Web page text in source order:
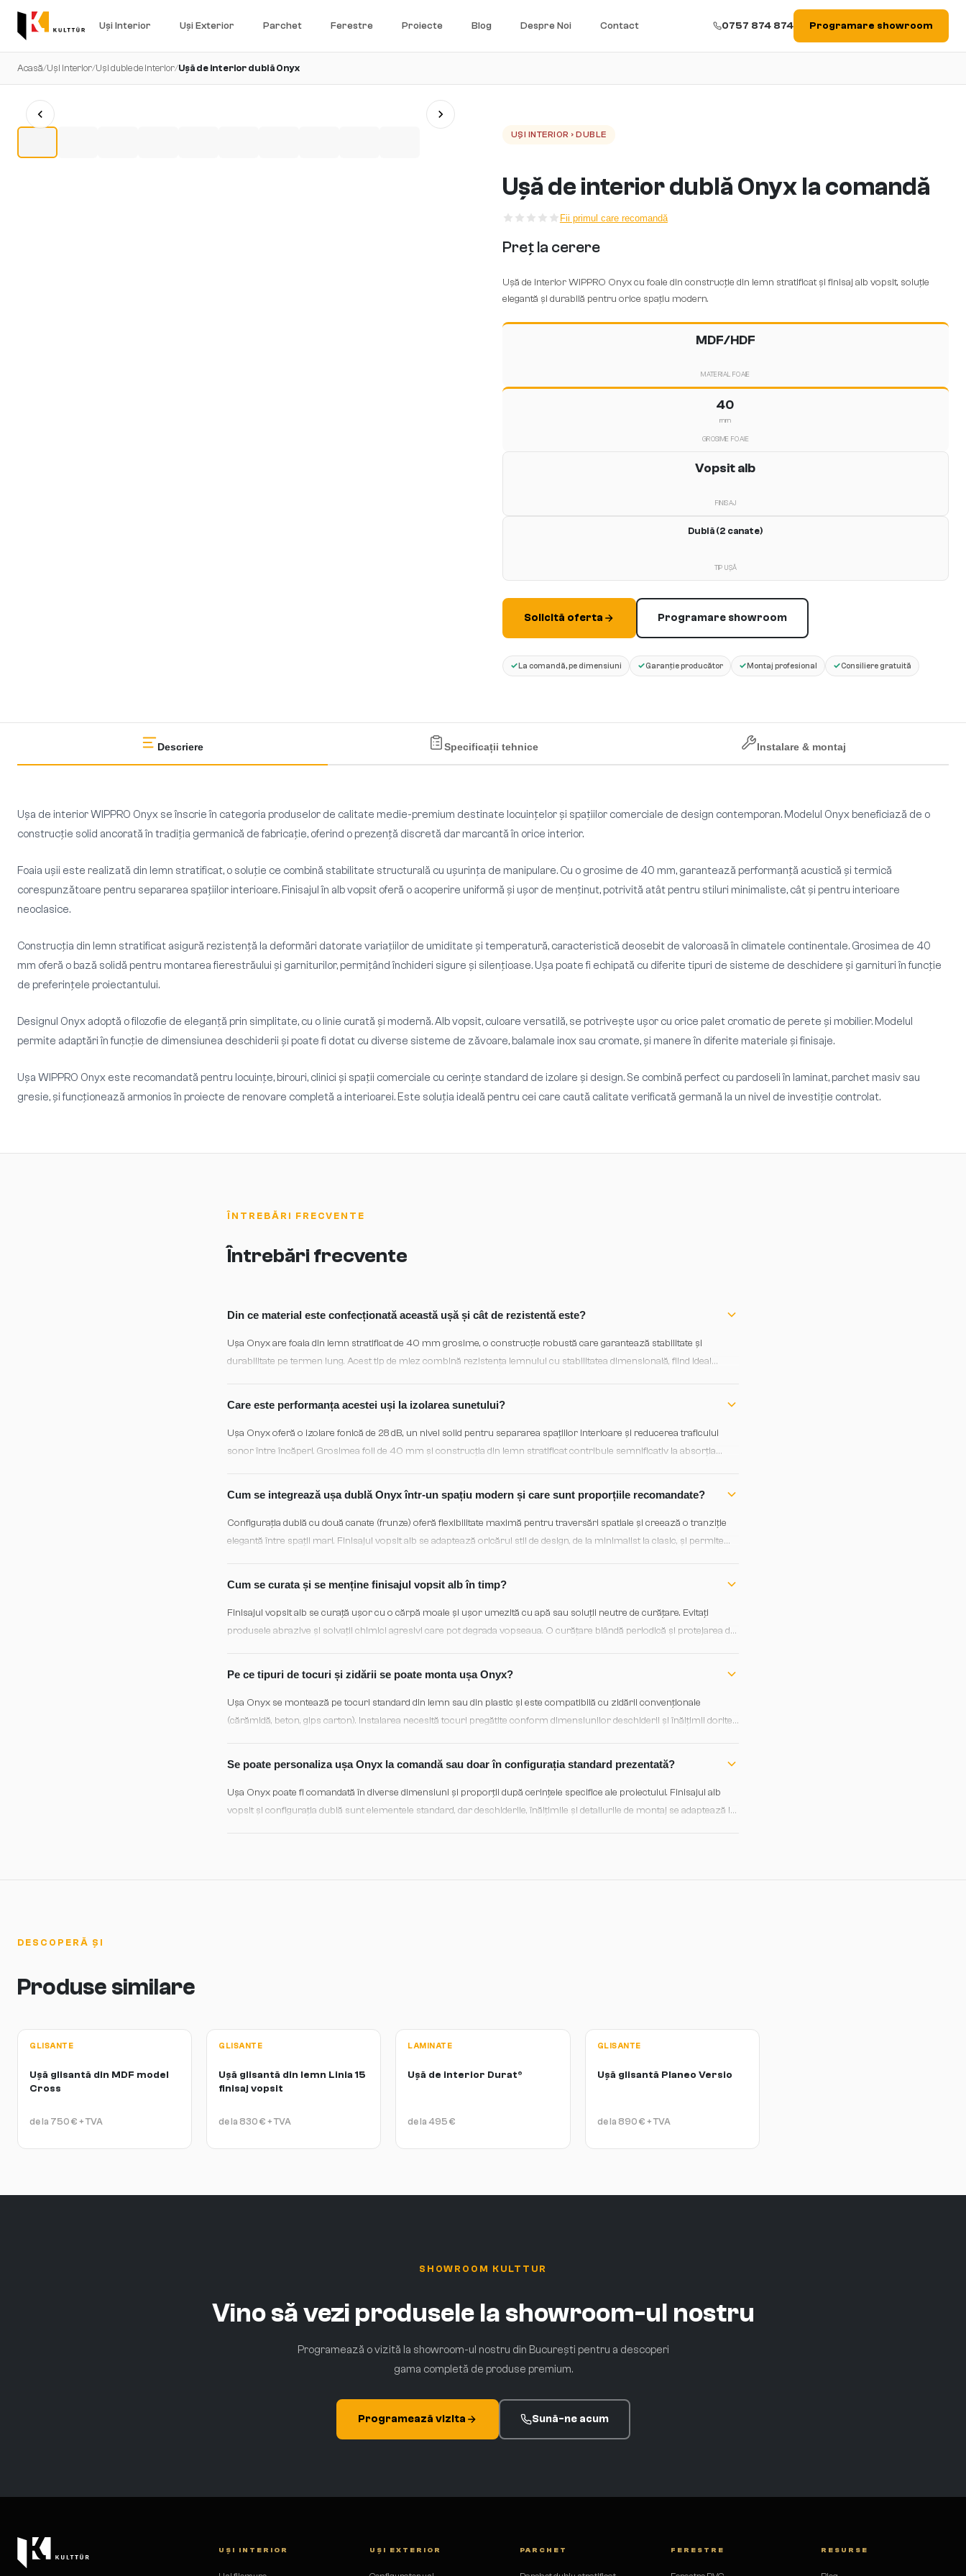
Uși Interior Uși Exterior Parchet Ferestre Proiecte Blog Despre Noi Contact 0757 874 874 Programare showroom
Acasă/Uși interior/Uși duble de interior/Ușă de interior dublă Onyx
UȘI INTERIOR › DUBLE
Ușă de interior dublă Onyx la comandă
Fii primul care recomandă
Preț la cerere
Ușă de interior WIPPRO Onyx cu foaie din construcție din lemn stratificat și finisaj alb vopsit, soluție
elegantă și durabilă pentru orice spațiu modern.
MDF/HDF
MATERIAL FOAIE
40
mm
GROSIME FOAIE
Vopsit alb
FINISAJ
Dublă (2 canate)
TIP UȘĂ
Solicită oferta Programare showroom
✓ La comandă, pe dimensiuni ✓Garanție producător ✓ Montaj profesional ✓Consiliere gratuită
Descriere Specificații tehnice Instalare & montaj
Ușa de interior WIPPRO Onyx se înscrie în categoria produselor de calitate medie-premium destinate locuințelor și spațiilor comerciale de design contemporan. Modelul Onyx beneficiază de o
construcție solid ancorată în tradiția germanică de fabricație, oferind o prezență discretă dar marcantă în orice interior.
Foaia ușii este realizată din lemn stratificat, o soluție ce combină stabilitate structurală cu ușurința de manipulare. Cu o grosime de 40 mm, garantează performanță acustică și termică
corespunzătoare pentru separarea spațiilor interioare. Finisajul în alb vopsit oferă o acoperire uniformă și ușor de menținut, potrivită atât pentru stiluri minimaliste, cât și pentru interioare
neoclasice.
Construcția din lemn stratificat asigură rezistență la deformări datorate variațiilor de umiditate și temperatură, caracteristică deosebit de valoroasă în climatele continentale. Grosimea de 40
mm oferă o bază solidă pentru montarea fierestrăului și garniturilor, permițând închideri sigure și silențioase. Ușa poate fi echipată cu diferite tipuri de sisteme de deschidere și garnituri în funcție
de preferințele proiectantului.
Designul Onyx adoptă o filozofie de eleganță prin simplitate, cu o linie curată și modernă. Alb vopsit, culoare versatilă, se potrivește ușor cu orice palet cromatic de perete și mobilier. Modelul
permite adaptări în funcție de dimensiunea deschiderii și poate fi dotat cu diverse sisteme de zăvoare, balamale inox sau cromate, și manere în diferite materiale și finisaje.
Ușa WIPPRO Onyx este recomandată pentru locuințe, birouri, clinici și spații comerciale cu cerințe standard de izolare și design. Se combină perfect cu pardoseli în laminat, parchet masiv sau
gresie, și funcționează armonios în proiecte de renovare completă a interioarei. Este soluția ideală pentru cei care caută calitate verificată germană la un nivel de investiție controlat.
ÎNTREBĂRI FRECVENTE
Întrebări frecvente
Din ce material este confecționată această ușă și cât de rezistentă este?
Ușa Onyx are foaia din lemn stratificat de 40 mm grosime, o construcție robustă care garantează stabilitate și
durabilitate pe termen lung. Acest tip de miez combină rezistența lemnului cu stabilitatea dimensională, fiind ideal
Care este performanța acestei uși la izolarea sunetului?
Ușa Onyx oferă o izolare fonică de 28 dB, un nivel solid pentru separarea spațiilor interioare și reducerea traficului
sonor între încăperi. Grosimea foii de 40 mm și construcția din lemn stratificat contribuie semnificativ la absorția
Cum se integrează ușa dublă Onyx într-un spațiu modern și care sunt proporțiile recomandate?
Configurația dublă cu două canate (frunze) oferă flexibilitate maximă pentru traversări spatiale și creează o tranziție
elegantă între spații mari. Finisajul vopsit alb se adaptează oricărui stil de design, de la minimalist la clasic, și permite
Cum se curata și se menține finisajul vopsit alb în timp?
Finisajul vopsit alb se curață ușor cu o cărpă moale și ușor umezită cu apă sau soluții neutre de curățare. Evitați
produsele abrazive și solvații chimici agresivi care pot degrada vopseaua. O curățare blândă periodică și protejarea de
Pe ce tipuri de tocuri și zidării se poate monta ușa Onyx?
Ușa Onyx se montează pe tocuri standard din lemn sau din plastic și este compatibilă cu zidării convenționale
(cărămidă, beton, gips carton). Instalarea necesită tocuri pregătite conform dimensiunilor deschiderii și înălțimii dorite,
Se poate personaliza ușa Onyx la comandă sau doar în configurația standard prezentată?
Ușa Onyx poate fi comandată în diverse dimensiuni și proporții după cerințele specifice ale proiectului. Finisajul alb
vopsit și configurația dublă sunt elementele standard, dar deschiderile, înălțimile și detailurile de montaj se adaptează la
DESCOPERĂ ȘI
Produse similare
GLISANTE
Ușă glisantă din MDF model
Cross
de la 750 € + TVA
GLISANTE
Ușă glisantă din lemn Linia 15
finisaj vopsit
de la 830 € + TVA
LAMINATE
Ușă de interior Durat®
de la 495 €
GLISANTE
Ușă glisantă Planeo Versio
de la 890 € + TVA
SHOWROOM KULTTUR
Vino să vezi produsele la showroom-ul nostru
Programează o vizită la showroom-ul nostru din București pentru a descoperi
gama completă de produse premium.
Programează vizita Sună-ne acum
UȘI INTERIOR UȘI EXTERIOR PARCHET FERESTRE RESURSE